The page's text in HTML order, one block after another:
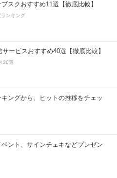
スクおすすめ11選【徹底比較】
ンキング
ービスおすすめ40選【徹底比較】
20選
ングから、ヒットの推移をチェッ
ント、サインチェキなどプレゼン